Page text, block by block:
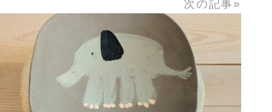
次の記事»
READ MORE